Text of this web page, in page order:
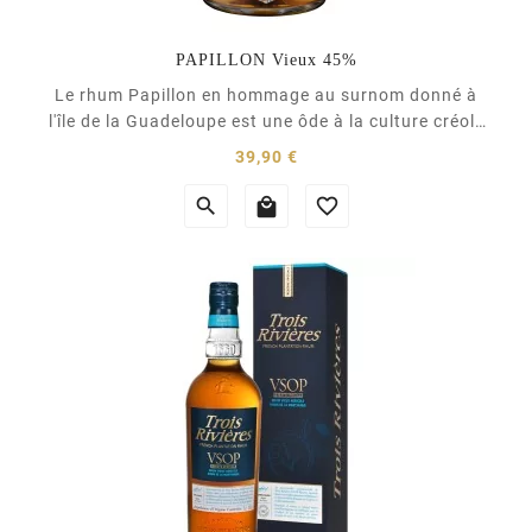
PAPILLON Vieux 45%
Le rhum Papillon en hommage au surnom donné à
l'île de la Guadeloupe est une ôde à la culture créole
et à la place que joue l'eau de vie de canne dans cet
Longueteau, qui en sont les distillateurs, éleveurs, et
39,90 €Prix
  